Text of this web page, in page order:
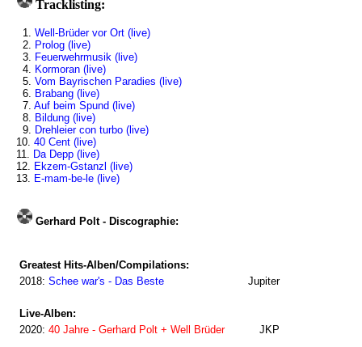
Tracklisting:
1. Well-Brüder vor Ort (live)
2. Prolog (live)
3. Feuerwehrmusik (live)
4. Kormoran (live)
5. Vom Bayrischen Paradies (live)
6. Brabang (live)
7. Auf beim Spund (live)
8. Bildung (live)
9. Drehleier con turbo (live)
10. 40 Cent (live)
11. Da Depp (live)
12. Ekzem-Gstanzl (live)
13. E-mam-be-le (live)
Gerhard Polt - Discographie:
Greatest Hits-Alben/Compilations:
2018: Schee war's - Das Beste Jupiter
Live-Alben:
2020: 40 Jahre - Gerhard Polt + Well Brüder JKP